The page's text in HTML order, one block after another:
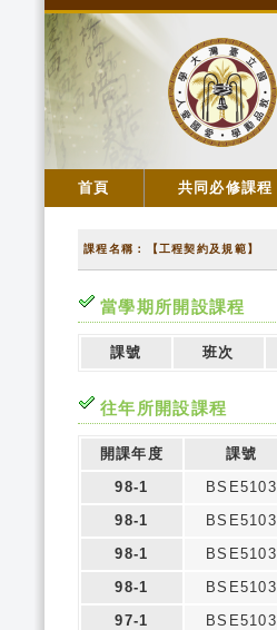
首頁 共同必修課程
課程名稱：【工程契約及規範】
當學期所開設課程
課號 班次
往年所開設課程
開課年度 課號
98-1
BSE5103
98-1
BSE5103
98-1
BSE5103
98-1
BSE5103
97-1
BSE5103